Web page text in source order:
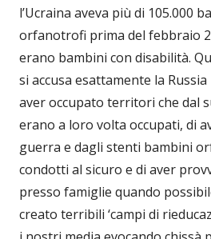
l’Ucraina aveva più di 105.000
orfanotrofi prima del febbraio
erano bambini con disabilità.
si accusa esattamente la
aver occupato territori che dal
erano a loro volta occupati, di
guerra e dagli stenti bambini
condotti al sicuro e di aver
presso famiglie quando
creato terribili ‘campi di